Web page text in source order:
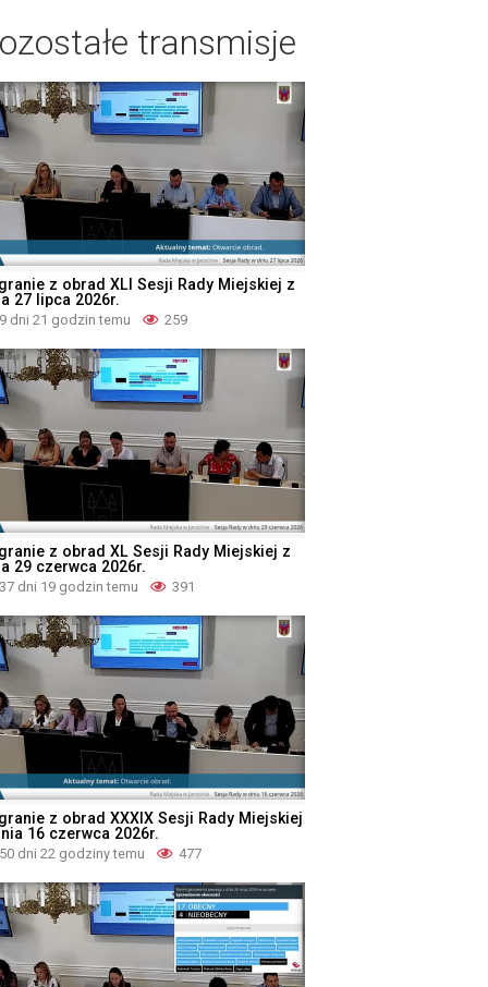
transmisje
z obrad XLI Sesji Rady Miejskiej z
27 lipca 2026r.
9 dni 21 godzin temu 259
z obrad XL Sesji Rady Miejskiej z
29 czerwca 2026r.
37 dni 19 godzin temu 391
z obrad XXXIX Sesji Rady Miejskiej
16 czerwca 2026r.
50 dni 22 godziny temu 477